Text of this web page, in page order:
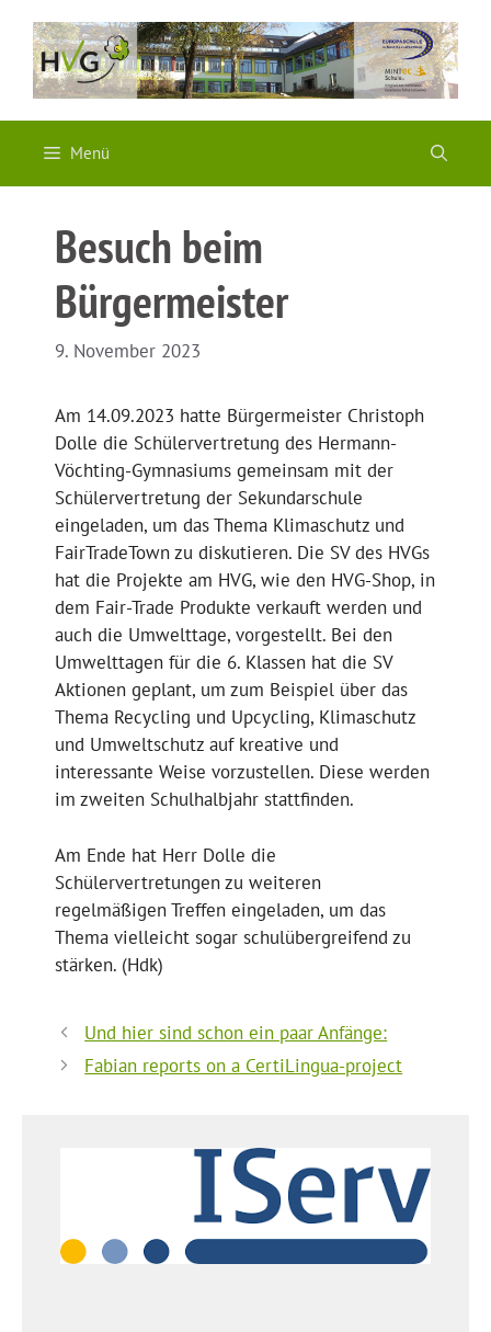
Inhalt
springen
Menü
Besuch beim
Bürgermeister
9. November 2023
Am 14.09.2023 hatte Bürgermeister Christoph
Dolle die Schülervertretung des Hermann-
Vöchting-Gymnasiums gemeinsam mit der
Schülervertretung der Sekundarschule
eingeladen, um das Thema Klimaschutz und
FairTradeTown zu diskutieren. Die SV des HVGs
hat die Projekte am HVG, wie den HVG-Shop, in
dem Fair-Trade Produkte verkauft werden und
auch die Umwelttage, vorgestellt. Bei den
Umwelttagen für die 6. Klassen hat die SV
Aktionen geplant, um zum Beispiel über das
Thema Recycling und Upcycling, Klimaschutz
und Umweltschutz auf kreative und
interessante Weise vorzustellen. Diese werden
im zweiten Schulhalbjahr stattfinden.
Am Ende hat Herr Dolle die
Schülervertretungen zu weiteren
regelmäßigen Treffen eingeladen, um das
Thema vielleicht sogar schulübergreifend zu
stärken. (Hdk)
Und hier sind schon ein paar Anfänge:
Fabian reports on a CertiLingua-project